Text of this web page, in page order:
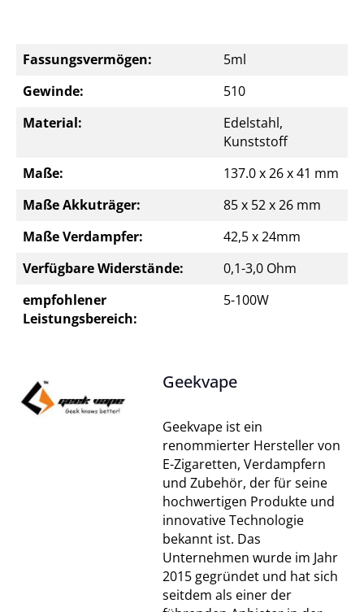
Fassungsvermögen:
5ml
Gewinde:
510
Material:
Edelstahl,
Kunststoff
Maße:
137.0 x 26 x 41 mm
Maße Akkuträger:
85 x 52 x 26 mm
Maße Verdampfer:
42,5 x 24mm
Verfügbare Widerstände:
0,1-3,0 Ohm
empfohlener
Leistungsbereich:
5-100W
Geekvape
Geekvape ist ein
renommierter Hersteller von
E-Zigaretten, Verdampfern
und Zubehör, der für seine
hochwertigen Produkte und
innovative Technologie
bekannt ist. Das
Unternehmen wurde im Jahr
2015 gegründet und hat sich
seitdem als einer der